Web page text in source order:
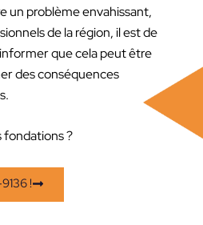
un problème envahissant,
de la région, il est de
que cela peut être
des conséquences
fondations ?
!